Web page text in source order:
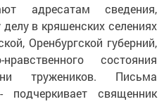
адресатам сведения,
в кряшенских селениях
Оренбургской губерний,
состояния
тружеников. Письма
подчеркивает священник